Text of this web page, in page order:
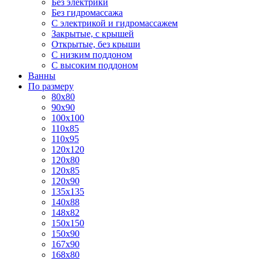
Без электрики
Без гидромассажа
С электрикой и гидромассажем
Закрытые, с крышей
Открытые, без крыши
С низким поддоном
С высоким поддоном
Ванны
По размеру
80x80
90x90
100x100
110x85
110x95
120x120
120x80
120x85
120x90
135x135
140x88
148x82
150x150
150x90
167x90
168x80